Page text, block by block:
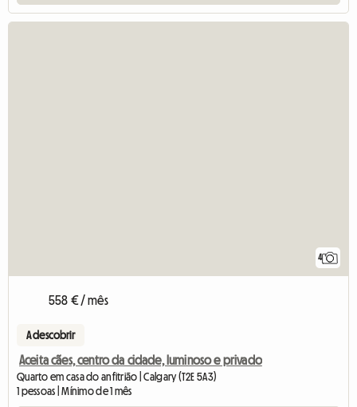
4
558 € / mês
A descobrir
Aceita cães, centro da cidade, luminoso e privado
Quarto em casa do anfitrião | Calgary (T2E 5A3)
1 pessoas | Mínimo de 1 mês